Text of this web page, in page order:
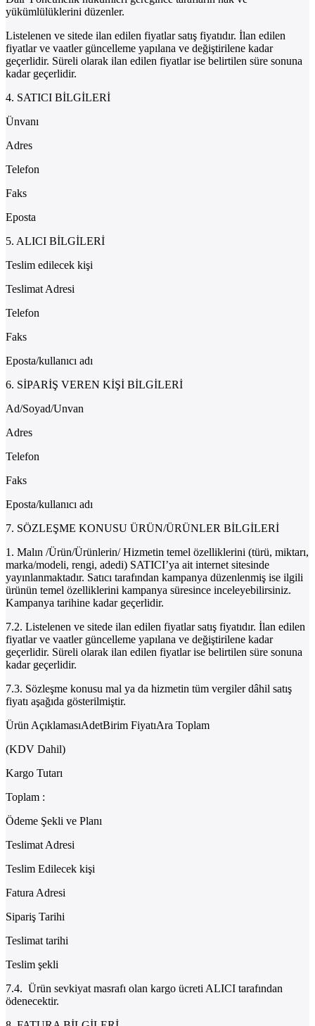
yükümlülüklerini düzenler.
Listelenen ve sitede ilan edilen fiyatlar satış fiyatıdır. İlan edilen
fiyatlar ve vaatler güncelleme yapılana ve değiştirilene kadar
geçerlidir. Süreli olarak ilan edilen fiyatlar ise belirtilen süre sonuna
kadar geçerlidir.
4. SATICI BİLGİLERİ
Ünvanı
Adres
Telefon
Faks
Eposta
5. ALICI BİLGİLERİ
Teslim edilecek kişi
Teslimat Adresi
Telefon
Faks
Eposta/kullanıcı adı
6. SİPARİŞ VEREN KİŞİ BİLGİLERİ
Ad/Soyad/Unvan
Adres
Telefon
Faks
Eposta/kullanıcı adı
7. SÖZLEŞME KONUSU ÜRÜN/ÜRÜNLER BİLGİLERİ
1. Malın /Ürün/Ürünlerin/ Hizmetin temel özelliklerini (türü, miktarı,
marka/modeli, rengi, adedi) SATICI’ya ait internet sitesinde
yayınlanmaktadır. Satıcı tarafından kampanya düzenlenmiş ise ilgili
ürünün temel özelliklerini kampanya süresince inceleyebilirsiniz.
Kampanya tarihine kadar geçerlidir.
7.2. Listelenen ve sitede ilan edilen fiyatlar satış fiyatıdır. İlan edilen
fiyatlar ve vaatler güncelleme yapılana ve değiştirilene kadar
geçerlidir. Süreli olarak ilan edilen fiyatlar ise belirtilen süre sonuna
kadar geçerlidir.
7.3. Sözleşme konusu mal ya da hizmetin tüm vergiler dâhil satış
fiyatı aşağıda gösterilmiştir.
Ürün AçıklamasıAdetBirim FiyatıAra Toplam
(KDV Dahil)
Kargo Tutarı
Toplam :
Ödeme Şekli ve Planı
Teslimat Adresi
Teslim Edilecek kişi
Fatura Adresi
Sipariş Tarihi
Teslimat tarihi
Teslim şekli
7.4. Ürün sevkiyat masrafı olan kargo ücreti ALICI tarafından
ödenecektir.